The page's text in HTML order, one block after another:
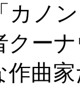
カノ
クー
作曲